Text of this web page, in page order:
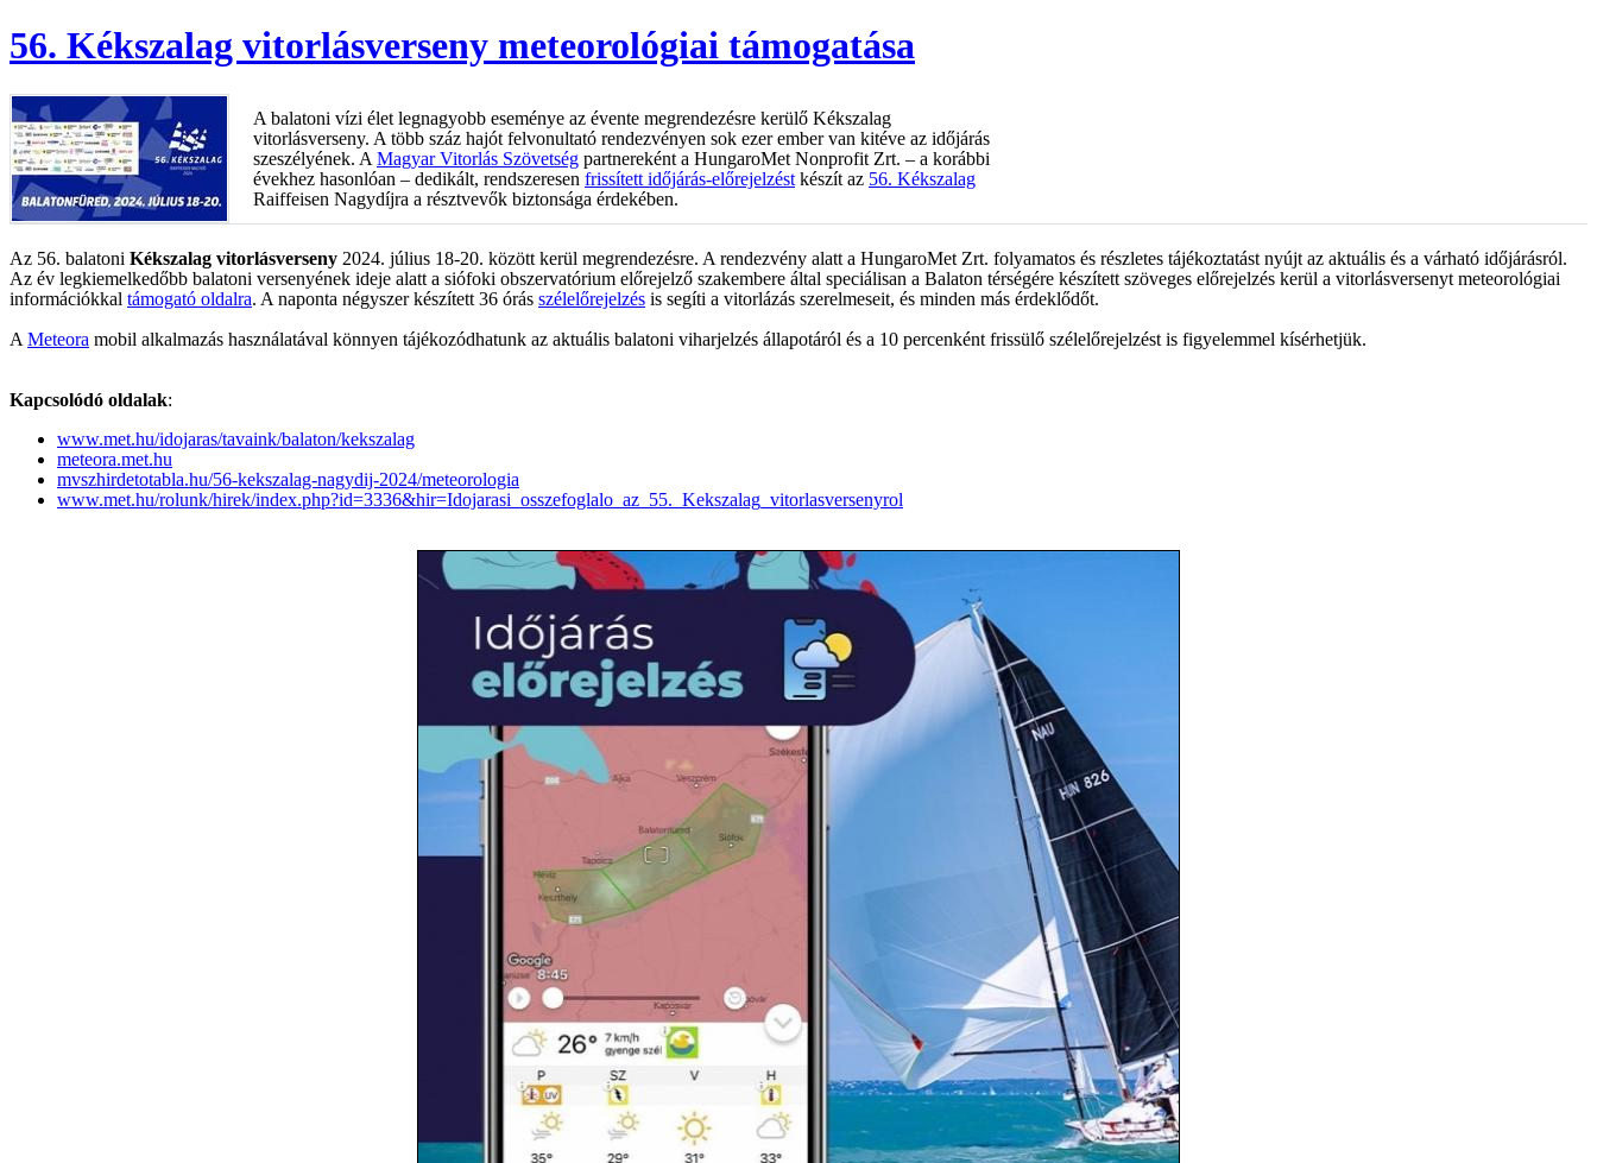
56. Kékszalag vitorlásverseny meteorológiai támogatása
A balatoni vízi élet legnagyobb eseménye az évente megrendezésre kerülő Kékszalag
vitorlásverseny. A több száz hajót felvonultató rendezvényen sok ezer ember van kitéve az időjárás
szeszélyének. A Magyar Vitorlás Szövetség partnereként a HungaroMet Nonprofit Zrt. – a korábbi
évekhez hasonlóan – dedikált, rendszeresen frissített időjárás-előrejelzést készít az 56. Kékszalag
Raiffeisen Nagydíjra a résztvevők biztonsága érdekében.
Az 56. balatoni Kékszalag vitorlásverseny 2024. július 18-20. között kerül megrendezésre. A rendezvény alatt a HungaroMet Zrt. folyamatos és részletes tájékoztatást nyújt az aktuális és a várható időjárásról.
Az év legkiemelkedőbb balatoni versenyének ideje alatt a siófoki obszervatórium előrejelző szakembere által speciálisan a Balaton térségére készített szöveges előrejelzés kerül a vitorlásversenyt meteorológiai
információkkal támogató oldalra. A naponta négyszer készített 36 órás szélelőrejelzés is segíti a vitorlázás szerelmeseit, és minden más érdeklődőt.
A Meteora mobil alkalmazás használatával könnyen tájékozódhatunk az aktuális balatoni viharjelzés állapotáról és a 10 percenként frissülő szélelőrejelzést is figyelemmel kísérhetjük.
Kapcsolódó oldalak:
www.met.hu/idojaras/tavaink/balaton/kekszalag
meteora.met.hu
mvszhirdetotabla.hu/56-kekszalag-nagydij-2024/meteorologia
www.met.hu/rolunk/hirek/index.php?id=3336&hir=Idojarasi_osszefoglalo_az_55._Kekszalag_vitorlasversenyrol